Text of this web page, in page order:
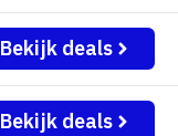
Bekijk deals
Bekijk deals